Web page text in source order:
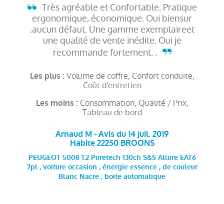
Très agréable et Confortable. Pratique
ergonomique, économique. Oui biensur
.aucun défaut. Une gamme exemplaireet
une qualité de vente inédite. Oui je
recommande fortement. .
Les plus : Volume de coffre, Confort conduite,
Coût d'entretien
Les moins : Consommation, Qualité / Prix,
Tableau de bord
Arnaud M - Avis du 14 juil. 2019
Habite 22250 BROONS
PEUGEOT 5008 1.2 Puretech 130ch S&S Allure EAT6
7pl , voiture occasion , énergie essence , de couleur
Blanc Nacre , boite automatique